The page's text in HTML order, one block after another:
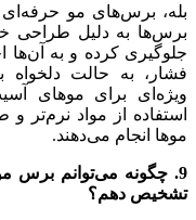
بله، برس‌های مو
برس‌ها به دلیل طراحی
جلوگیری کرده و به آن‌ها
فشار، به حالت
ویژه‌ای برای موهای
استفاده از مواد نرم‌تر و
موها انجام می‌دهند.
9. چگونه می‌توانم برس
تشخیص دهم؟